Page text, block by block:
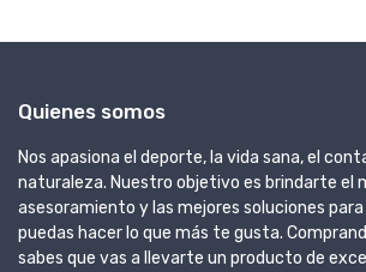
Quienes somos
Nos apasiona el deporte, la vida sana, el
naturaleza. Nuestro objetivo es brindarte el
asesoramiento y las mejores soluciones
puedas hacer lo que más te gusta.
sabes que vas a llevarte un producto de